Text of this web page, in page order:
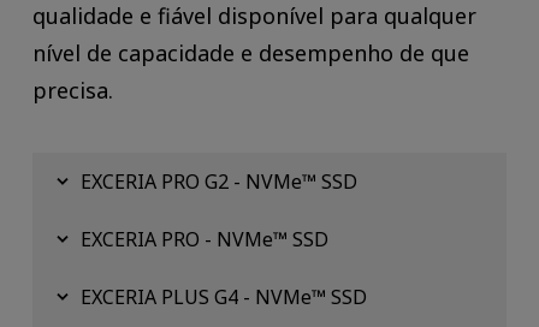
qualidade e fiável disponível para qualquer
nível de capacidade e desempenho de que
precisa.
EXCERIA PRO G2 - NVMe™ SSD
EXCERIA PRO - NVMe™ SSD
EXCERIA PLUS G4 - NVMe™ SSD